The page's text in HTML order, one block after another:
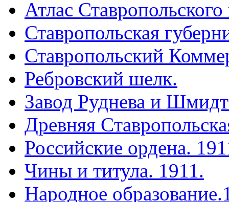
Атлас
Ставропольская
Ставропольский
Ребровский шелк.
Завод Руднева и
Древняя
Российские ордена.
Чины и титула. 1911.
Народное